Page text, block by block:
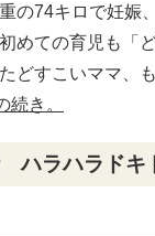
の74キロで妊
めての育児も「
どすこいママ、
続き。
ハラハラドキ